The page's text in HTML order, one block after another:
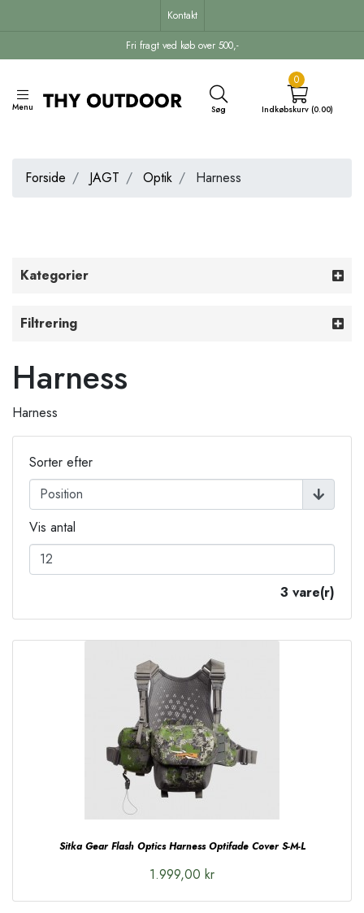
Fri fragt ved køb over 500,-
Kontakt
Menu Søg
0
Indkøbskurv (0.00)
Forside JAGT Optik Harness
Kategorier
Filtrering
Harness
Harness
Sorter efter
Vis antal
3 vare(r)
Sitka Gear Flash Optics Harness Optifade Cover S-M-L
1.999,00 kr